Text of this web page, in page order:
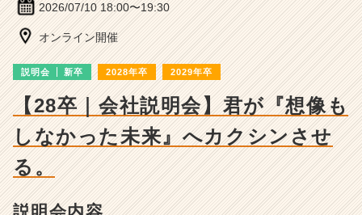
ー・
企
業
か
ら
ス
カ
2026/07/10 18:00〜19:30
オンライン開催
説明会 新卒 2028年卒 2029年卒
【28卒｜会社説明会】君が『想像も
しなかった未来』へカクシンさせ
る。
説明会内容